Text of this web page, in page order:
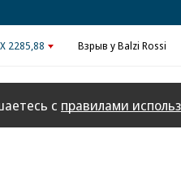
2285,88 Взрыв у Balzi Rossi
с правилами